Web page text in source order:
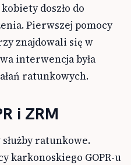
doszło do
Pierwszej pomocy
znajdowali się w
interwencja była
ratunkowych.
i ZRM
ratunkowe.
karkonoskiego GOPR-u